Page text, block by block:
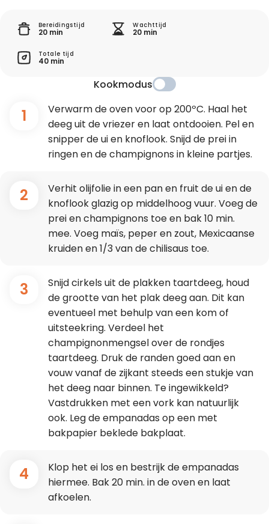
Bereidingstijd
20 min
Wachttijd
20 min
Totale tijd
40 min
Kookmodus
1
Verwarm de oven voor op 200ºC. Haal het
deeg uit de vriezer en laat ontdooien. Pel en
snipper de ui en knoflook. Snijd de prei in
ringen en de champignons in kleine partjes.
2
Verhit olijfolie in een pan en fruit de ui en de
knoflook glazig op middelhoog vuur. Voeg de
prei en champignons toe en bak 10 min.
mee. Voeg maïs, peper en zout, Mexicaanse
kruiden en 1/3 van de chilisaus toe.
3
Snijd cirkels uit de plakken taartdeeg, houd
de grootte van het plak deeg aan. Dit kan
eventueel met behulp van een kom of
uitsteekring. Verdeel het
champignonmengsel over de rondjes
taartdeeg. Druk de randen goed aan en
vouw vanaf de zijkant steeds een stukje van
het deeg naar binnen. Te ingewikkeld?
Vastdrukken met een vork kan natuurlijk
ook. Leg de empanadas op een met
bakpapier beklede bakplaat.
4
Klop het ei los en bestrijk de empanadas
hiermee. Bak 20 min. in de oven en laat
afkoelen.